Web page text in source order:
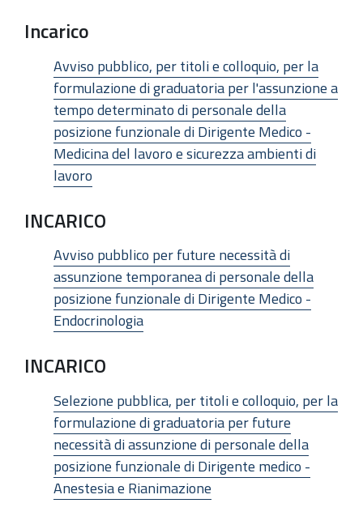
Incarico
Avviso pubblico, per titoli e colloquio, per la
formulazione di graduatoria per l'assunzione a
tempo determinato di personale della
posizione funzionale di Dirigente Medico -
Medicina del lavoro e sicurezza ambienti di
lavoro
INCARICO
Avviso pubblico per future necessità di
assunzione temporanea di personale della
posizione funzionale di Dirigente Medico -
Endocrinologia
INCARICO
Selezione pubblica, per titoli e colloquio, per la
formulazione di graduatoria per future
necessità di assunzione di personale della
posizione funzionale di Dirigente medico -
Anestesia e Rianimazione